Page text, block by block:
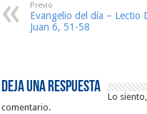
Previo
Evangelio del día – Lectio
Juan 6, 51-58
Deja una respuesta
Lo
comentario.